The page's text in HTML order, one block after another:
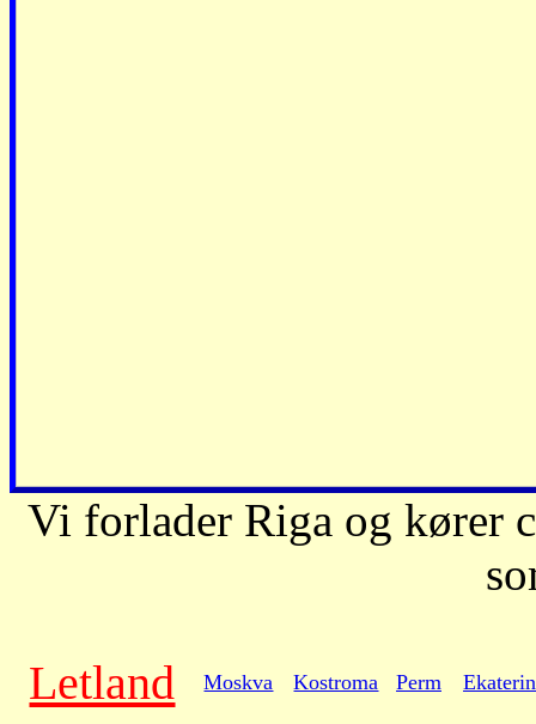
Vi forlader Riga og kører
Letland Moskva Kostroma Perm